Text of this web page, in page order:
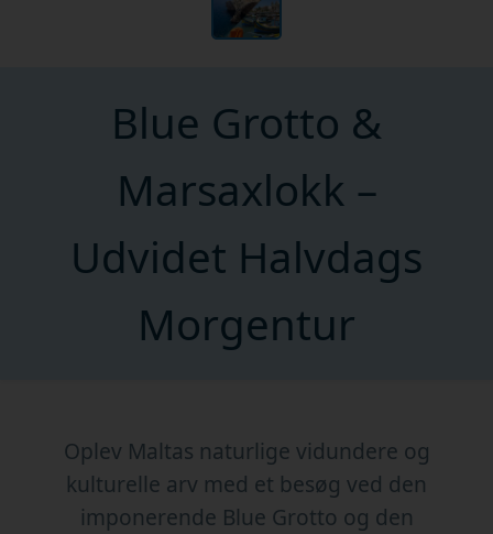
Blue Grotto &
Marsaxlokk –
Udvidet Halvdags
Morgentur
Oplev Maltas naturlige vidundere og
kulturelle arv med et besøg ved den
imponerende Blue Grotto og den